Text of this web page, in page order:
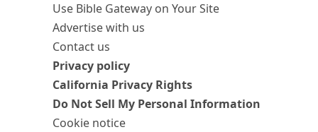
Use Bible Gateway on Your Site
Advertise with us
Contact us
Privacy policy
California Privacy Rights
Do Not Sell My Personal Information
Cookie notice